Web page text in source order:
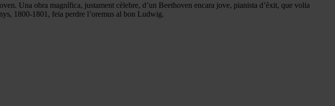
. Una obra magnífica, justament cèlebre, d’un Beethoven encara jove, pianista d’èxit, que volia
1800-1801, feia perdre l’oremus al bon Ludwig.